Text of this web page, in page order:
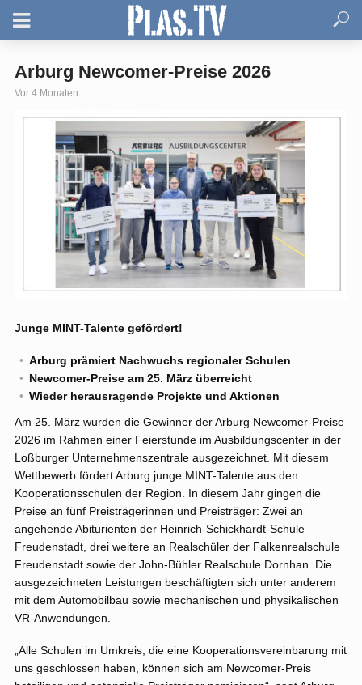
Arburg Newcomer-Preise 2026
Vor 4 Monaten
Junge MINT-Talente gefördert!
Arburg prämiert Nachwuchs regionaler Schulen
Newcomer-Preise am 25. März überreicht
Wieder herausragende Projekte und Aktionen
Am 25. März wurden die Gewinner der Arburg Newcomer-Preise
2026 im Rahmen einer Feierstunde im Ausbildungscenter in der
Loßburger Unternehmenszentrale ausgezeichnet. Mit diesem
Wettbewerb fördert Arburg junge MINT-Talente aus den
Kooperationsschulen der Region. In diesem Jahr gingen die
Preise an fünf Preisträgerinnen und Preisträger: Zwei an
angehende Abiturienten der Heinrich-Schickhardt-Schule
Freudenstadt, drei weitere an Realschüler der Falkenrealschule
Freudenstadt sowie der John-Bühler Realschule Dornhan. Die
ausgezeichneten Leistungen beschäftigten sich unter anderem
mit dem Automobilbau sowie mechanischen und physikalischen
VR-Anwendungen.
„Alle Schulen im Umkreis, die eine Kooperationsvereinbarung mit
uns geschlossen haben, können sich am Newcomer-Preis